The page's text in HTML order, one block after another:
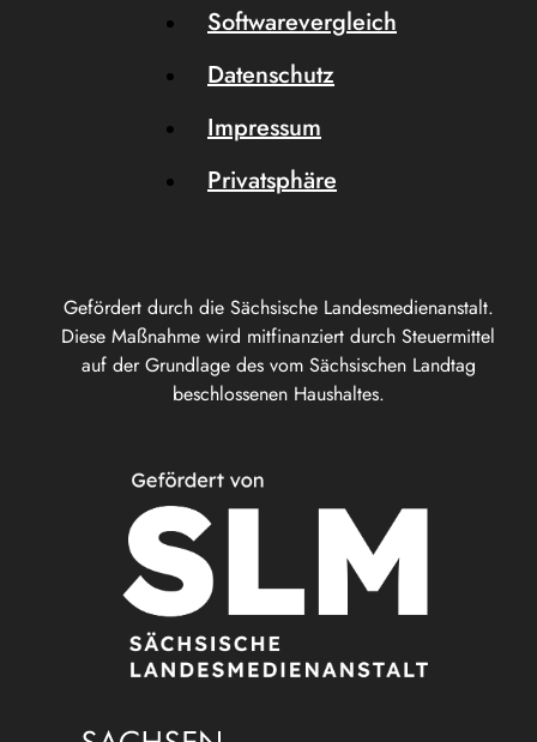
Gefördert durch die Sächsische Landesmedienanstalt.
Diese Maßnahme wird mitfinanziert durch Steuermittel
auf der Grundlage des vom Sächsischen Landtag
beschlossenen Haushaltes.
Softwarevergleich
Datenschutz
Impressum
Privatsphäre